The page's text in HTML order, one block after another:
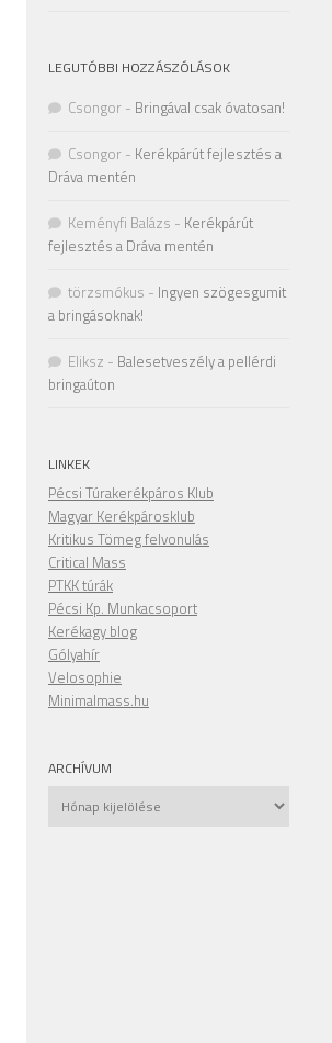
LEGUTÓBBI HOZZÁSZÓLÁSOK
Csongor - Bringával csak óvatosan!
Csongor - Kerékpárút fejlesztés a
Dráva mentén
Keményfi Balázs - Kerékpárút
fejlesztés a Dráva mentén
törzsmókus - Ingyen szögesgumit
a bringásoknak!
Eliksz - Balesetveszély a pellérdi
bringaúton
LINKEK
Pécsi Túrakerékpáros Klub
Magyar Kerékpárosklub
Kritikus Tömeg felvonulás
Critical Mass
PTKK túrák
Pécsi Kp. Munkacsoport
Kerékagy blog
Gólyahír
Velosophie
Minimalmass.hu
ARCHÍVUM
Archívum